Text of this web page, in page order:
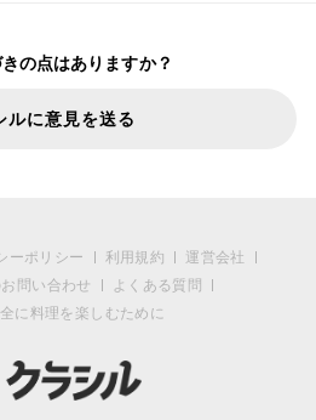
の点はありますか？
ルに意見を送る
ーポリシー 利用規約
運営会社
問い合わせ
よくある質問
に料理を楽しむために